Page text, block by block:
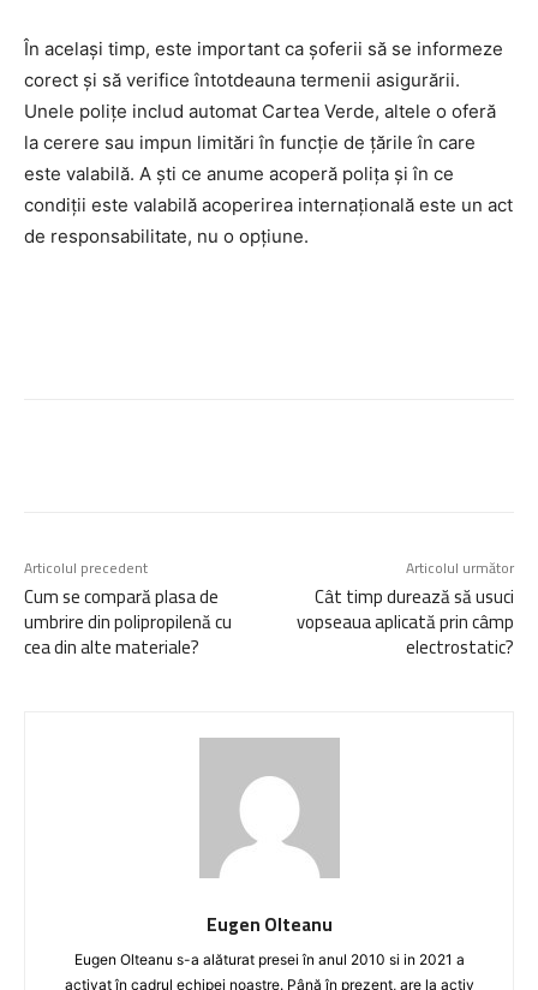
În același timp, este important ca șoferii să se informeze
corect și să verifice întotdeauna termenii asigurării.
Unele polițe includ automat Cartea Verde, altele o oferă
la cerere sau impun limitări în funcție de țările în care
este valabilă. A ști ce anume acoperă polița și în ce
condiții este valabilă acoperirea internațională este un act
de responsabilitate, nu o opțiune.
Articolul precedent
Cum se compară plasa de
umbrire din polipropilenă cu
cea din alte materiale?
Articolul următor
Cât timp durează să usuci
vopseaua aplicată prin câmp
electrostatic?
Eugen Olteanu
Eugen Olteanu s-a alăturat presei în anul 2010 si in 2021 a
activat în cadrul echipei noastre. Până în prezent, are la activ